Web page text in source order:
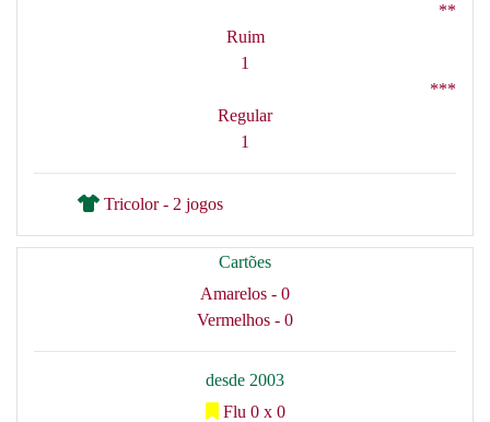
**
Ruim
1
***
Regular
1
Tricolor - 2 jogos
Cartões
Amarelos - 0
Vermelhos - 0
desde 2003
Flu 0 x 0